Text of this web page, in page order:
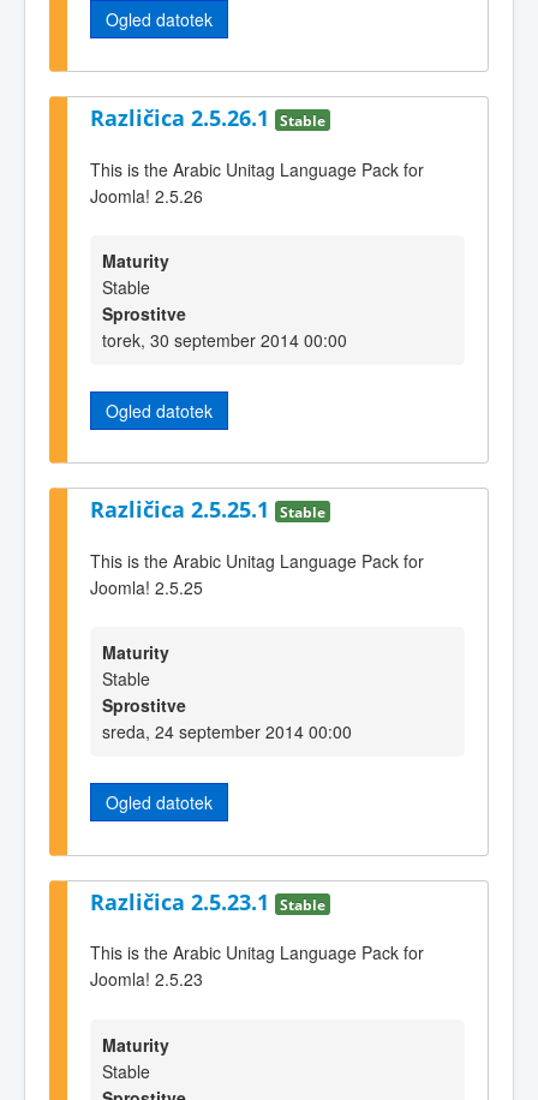
Ogled datotek
Različica 2.5.26.1 Stable
This is the Arabic Unitag Language Pack for
Joomla! 2.5.26
Maturity
Stable
Sprostitve
torek, 30 september 2014 00:00
Ogled datotek
Različica 2.5.25.1 Stable
This is the Arabic Unitag Language Pack for
Joomla! 2.5.25
Maturity
Stable
Sprostitve
sreda, 24 september 2014 00:00
Ogled datotek
Različica 2.5.23.1 Stable
This is the Arabic Unitag Language Pack for
Joomla! 2.5.23
Maturity
Stable